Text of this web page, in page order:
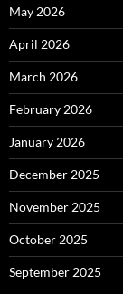
May 2026
April 2026
March 2026
February 2026
January 2026
December 2025
November 2025
October 2025
September 2025